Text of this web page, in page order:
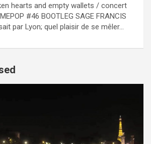
hearts and empty wallets / concert
#46 BOOTLEG SAGE FRANCIS
par Lyon; quel plaisir de se mêler...